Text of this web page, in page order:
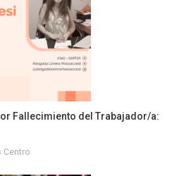
Fallecimiento del Trabajador/a:
Centro